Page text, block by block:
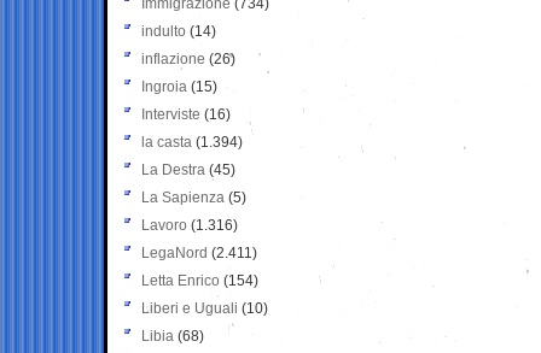
Immigrazione (734)
indulto (14)
inflazione (26)
Ingroia (15)
Interviste (16)
la casta (1.394)
La Destra (45)
La Sapienza (5)
Lavoro (1.316)
LegaNord (2.411)
Letta Enrico (154)
Liberi e Uguali (10)
Libia (68)